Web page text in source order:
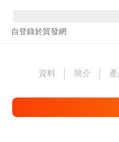
自登錄於貿發網
資料 簡介